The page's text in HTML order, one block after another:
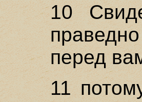
10
перед
11